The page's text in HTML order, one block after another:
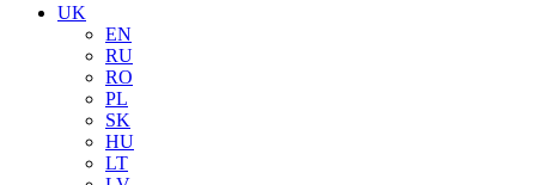
UK
EN
RU
RO
PL
SK
HU
LT